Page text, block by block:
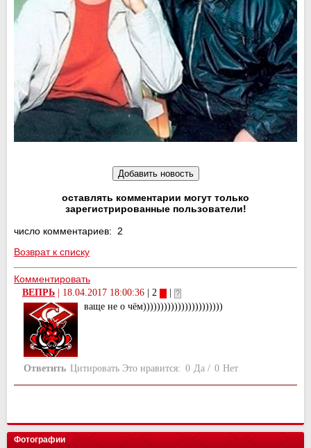
оставлять комментарии могут только
зарегистрированные пользователи!
число комментариев: 2
Возврат к списку
Комментировать
ВЕПРЬ 18.04.2017 18:00:36 | 2
ваще не о чём)))))))))))))))))))))))
Ответить Цитировать Это нравится: 0 Да / 0 Нет
Фотографии